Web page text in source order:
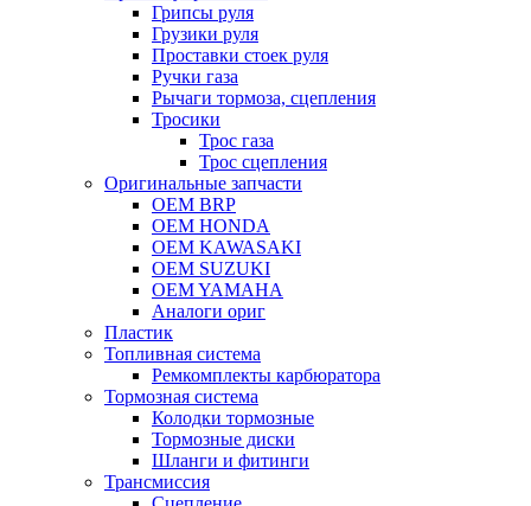
Грипсы руля
Грузики руля
Проставки стоек руля
Ручки газа
Рычаги тормоза, сцепления
Тросики
Трос газа
Трос сцепления
Оригинальные запчасти
OEM BRP
OEM HONDA
OEM KAWASAKI
OEM SUZUKI
OEM YAMAHA
Аналоги ориг
Пластик
Топливная система
Ремкомплекты карбюратора
Тормозная система
Колодки тормозные
Тормозные диски
Шланги и фитинги
Трансмиссия